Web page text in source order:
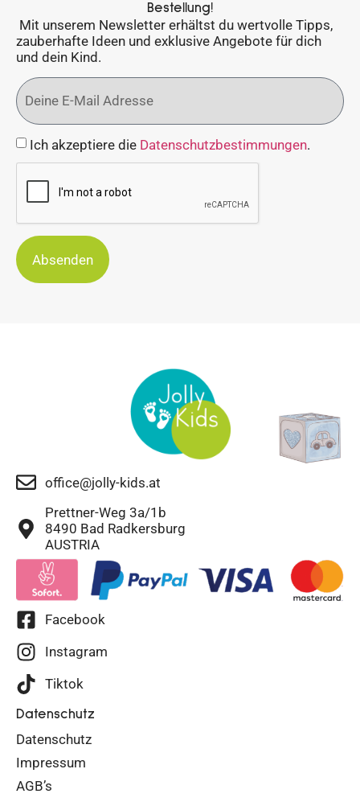
Bestellung!
Mit unserem Newsletter erhältst du wertvolle Tipps,
zauberhafte Ideen und exklusive Angebote für dich
und dein Kind.
Ich akzeptiere die Datenschutzbestimmungen.
Absenden
office@jolly-kids.at
Prettner-Weg 3a/1b
8490 Bad Radkersburg
AUSTRIA
Facebook
Instagram
Tiktok
Datenschutz
Datenschutz
Impressum
AGB’s